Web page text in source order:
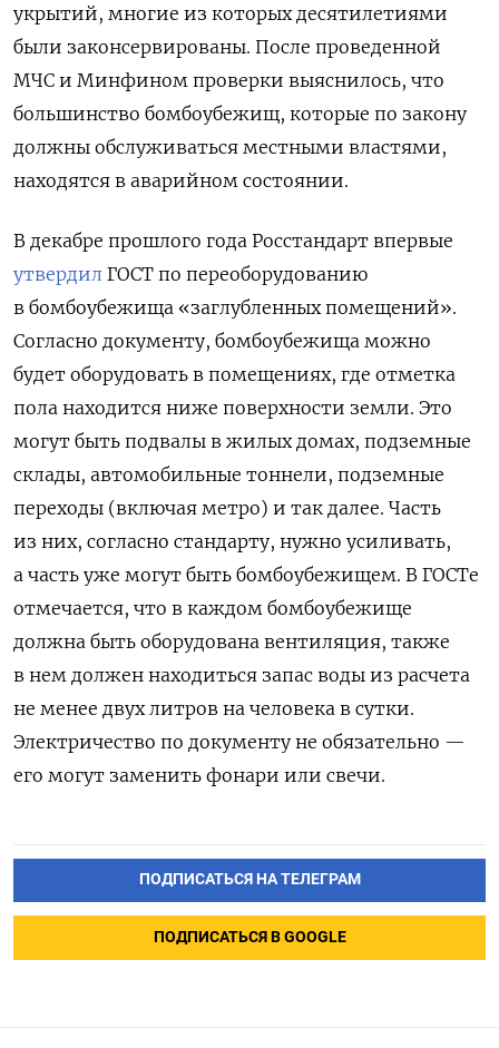
укрытий, многие из которых десятилетиями
были законсервированы. После проведенной
МЧС и Минфином проверки выяснилось, что
большинство бомбоубежищ, которые по закону
должны обслуживаться местными властями,
находятся в аварийном состоянии.
В декабре прошлого года Росстандарт впервые
утвердил ГОСТ по переоборудованию
в бомбоубежища «заглубленных помещений».
Согласно документу, бомбоубежища можно
будет оборудовать в помещениях, где отметка
пола находится ниже поверхности земли. Это
могут быть подвалы в жилых домах, подземные
склады, автомобильные тоннели, подземные
переходы (включая метро) и так далее. Часть
из них, согласно стандарту, нужно усиливать,
а часть уже могут быть бомбоубежищем. В ГОСТе
отмечается, что в каждом бомбоубежище
должна быть оборудована вентиляция, также
в нем должен находиться запас воды из расчета
не менее двух литров на человека в сутки.
Электричество по документу не обязательно —
его могут заменить фонари или свечи.
ПОДПИСАТЬСЯ НА ТЕЛЕГРАМ
ПОДПИСАТЬСЯ В GOOGLE